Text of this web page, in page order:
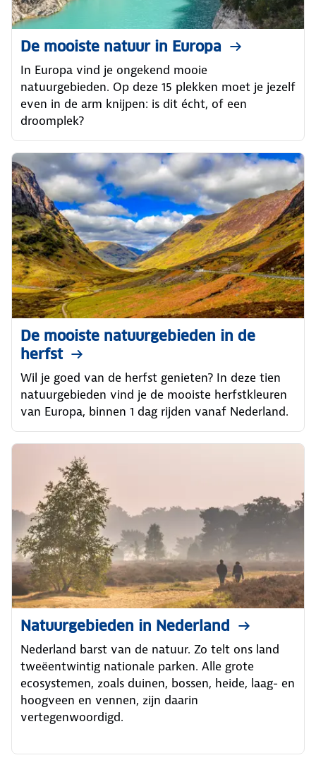
De mooiste natuur in Europa
In Europa vind je ongekend mooie
natuurgebieden. Op deze 15 plekken moet je jezelf
even in de arm knijpen: is dit écht, of een
droomplek?
De mooiste natuurgebieden in de
herfst
Wil je goed van de herfst genieten? In deze tien
natuurgebieden vind je de mooiste herfstkleuren
van Europa, binnen 1 dag rijden vanaf Nederland.
Natuurgebieden in Nederland
Nederland barst van de natuur. Zo telt ons land
tweëentwintig nationale parken. Alle grote
ecosystemen, zoals duinen, bossen, heide, laag- en
hoogveen en vennen, zijn daarin
vertegenwoordigd.